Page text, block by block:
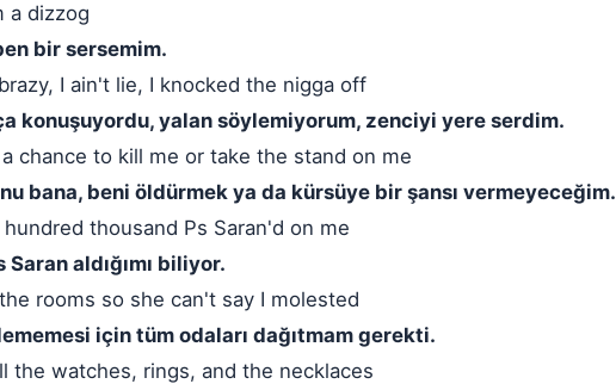
a dizzog
bir sersemim.
I ain't lie, I knocked the nigga off
konuşuyordu, yalan söylemiyorum, zenciyi yere serdim.
chance to kill me or take the stand on me
bana, beni öldürmek ya da kürsüye bir şansı vermeyeceğim.
thousand Ps Saran'd on me
aldığımı biliyor.
rooms so she can't say I molested
için tüm odaları dağıtmam gerekti.
the watches, rings, and the necklaces